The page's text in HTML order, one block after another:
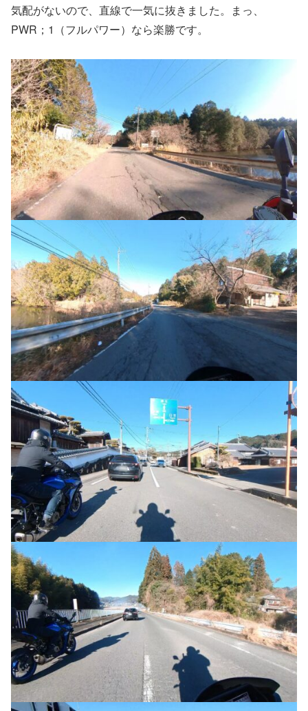
気配がないので、直線で一気に抜きました。まっ、
PWR；1（フルパワー）なら楽勝です。